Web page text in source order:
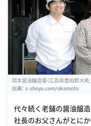
岡本醤油醸造場（広島県豊田郡大崎
出典： s-shoyu.com/okamoto
代々続く老舗の醤油醸造
社長のお父さんがとに